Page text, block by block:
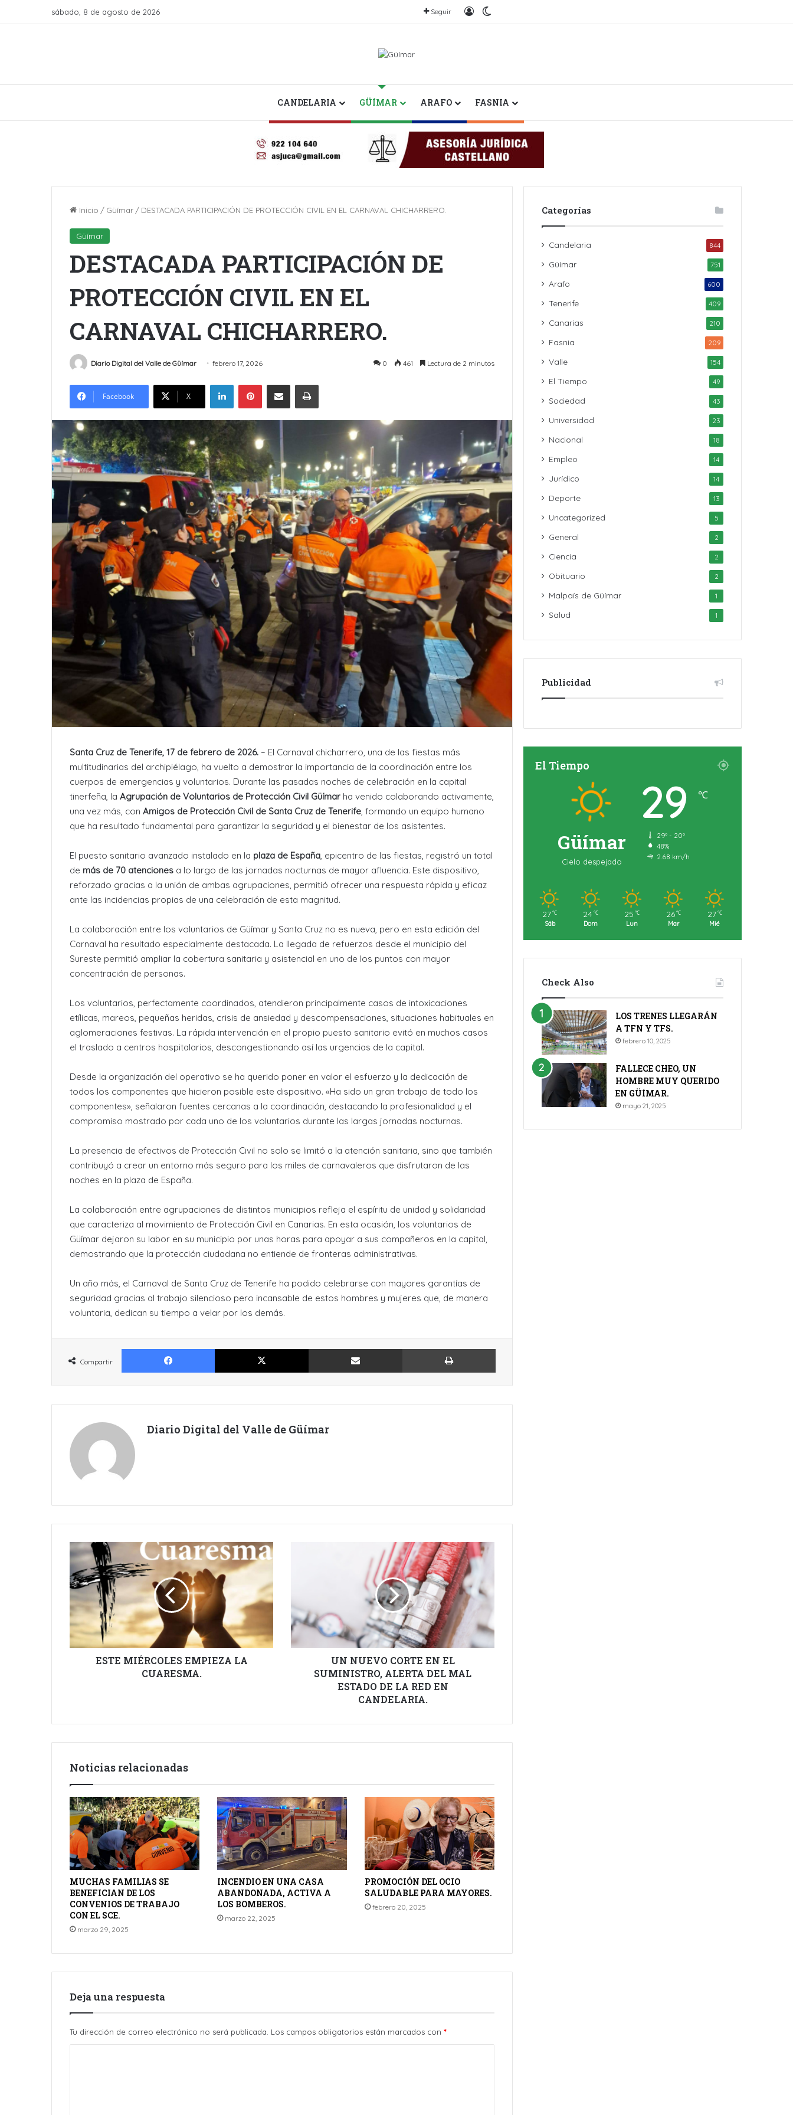
sábado, 8 de agosto de 2026 Seguir Iniciar sesión
CANDELARIA GÜÍMAR ARAFO FASNIA
Inicio / Güímar / DESTACADA PARTICIPACIÓN DE PROTECCIÓN CIVIL EN EL CARNAVAL CHICHARRERO.
Güímar
DESTACADA PARTICIPACIÓN DE
PROTECCIÓN CIVIL EN EL
CARNAVAL CHICHARRERO.
Diario Digital del Valle de Güímar febrero 17, 2026 0 461 Lectura de 2 minutos
Facebook X
LinkedInPinterestCompartir por Email Imprimir
Santa Cruz de Tenerife, 17 de febrero de 2026. – El Carnaval chicharrero, una de las fiestas más
multitudinarias del archipiélago, ha vuelto a demostrar la importancia de la coordinación entre los
cuerpos de emergencias y voluntarios. Durante las pasadas noches de celebración en la capital
tinerfeña, la Agrupación de Voluntarios de Protección Civil Güímar ha venido colaborando activamente,
una vez más, con Amigos de Protección Civil de Santa Cruz de Tenerife, formando un equipo humano
que ha resultado fundamental para garantizar la seguridad y el bienestar de los asistentes.
El puesto sanitario avanzado instalado en la plaza de España, epicentro de las fiestas, registró un total
de más de 70 atenciones a lo largo de las jornadas nocturnas de mayor afluencia. Este dispositivo,
reforzado gracias a la unión de ambas agrupaciones, permitió ofrecer una respuesta rápida y eficaz
ante las incidencias propias de una celebración de esta magnitud.
La colaboración entre los voluntarios de Güímar y Santa Cruz no es nueva, pero en esta edición del
Carnaval ha resultado especialmente destacada. La llegada de refuerzos desde el municipio del
Sureste permitió ampliar la cobertura sanitaria y asistencial en uno de los puntos con mayor
concentración de personas.
Los voluntarios, perfectamente coordinados, atendieron principalmente casos de intoxicaciones
etílicas, mareos, pequeñas heridas, crisis de ansiedad y descompensaciones, situaciones habituales en
aglomeraciones festivas. La rápida intervención en el propio puesto sanitario evitó en muchos casos
el traslado a centros hospitalarios, descongestionando así las urgencias de la capital.
Desde la organización del operativo se ha querido poner en valor el esfuerzo y la dedicación de
todos los componentes que hicieron posible este dispositivo. «Ha sido un gran trabajo de todo los
componentes», señalaron fuentes cercanas a la coordinación, destacando la profesionalidad y el
compromiso mostrado por cada uno de los voluntarios durante las largas jornadas nocturnas.
La presencia de efectivos de Protección Civil no solo se limitó a la atención sanitaria, sino que también
contribuyó a crear un entorno más seguro para los miles de carnavaleros que disfrutaron de las
noches en la plaza de España.
La colaboración entre agrupaciones de distintos municipios refleja el espíritu de unidad y solidaridad
que caracteriza al movimiento de Protección Civil en Canarias. En esta ocasión, los voluntarios de
Güímar dejaron su labor en su municipio por unas horas para apoyar a sus compañeros en la capital,
demostrando que la protección ciudadana no entiende de fronteras administrativas.
Un año más, el Carnaval de Santa Cruz de Tenerife ha podido celebrarse con mayores garantías de
seguridad gracias al trabajo silencioso pero incansable de estos hombres y mujeres que, de manera
voluntaria, dedican su tiempo a velar por los demás.
Compartir
Facebook X Compartir por Email Imprimir
Diario Digital del Valle de Güímar
ESTE
MIÉRCOLES
EMPIEZA
LA
CUARESMA.
ESTE MIÉRCOLES EMPIEZA LA
CUARESMA.
SUMINISTRO,
ALERTA
DEL
MAL
UN NUEVO CORTE EN EL
SUMINISTRO, ALERTA DEL MAL
ESTADO DE LA RED EN
CANDELARIA.
Noticias relacionadas
MUCHAS FAMILIAS SE
BENEFICIAN DE LOS
CONVENIOS DE TRABAJO
CON EL SCE.
marzo 29, 2025
INCENDIO EN UNA CASA
ABANDONADA, ACTIVA A
LOS BOMBEROS.
marzo 22, 2025
PROMOCIÓN DEL OCIO
SALUDABLE PARA MAYORES.
febrero 20, 2025
Deja una respuesta
Tu dirección de correo electrónico no será publicada. Los campos obligatorios están marcados con *
Categorías
Candelaria 844
Güímar 751
Arafo 600
Tenerife 409
Canarias 210
Fasnia 209
Valle 154
El Tiempo 49
Sociedad 43
Universidad 23
Nacional 18
Empleo 14
Jurídico 14
Deporte 13
Uncategorized 5
General 2
Ciencia 2
Obituario 2
Malpaís de Güímar 1
Salud 1
Publicidad
El Tiempo
Güímar
Cielo despejado
29 ℃
29º - 20º
48%
2.68 km/h
27 ℃
Sáb
24 ℃
Dom
25 ℃
Lun
26 ℃
Mar
27 ℃
Mié
Check Also
LOS TRENES LLEGARÁN
A TFN Y TFS.
febrero 10, 2025
FALLECE CHEO, UN
HOMBRE MUY QUERIDO
EN GÜÍMAR.
mayo 21, 2025